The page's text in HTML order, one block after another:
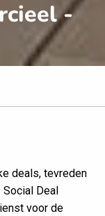
-
deals, tevreden
Deal
voor de